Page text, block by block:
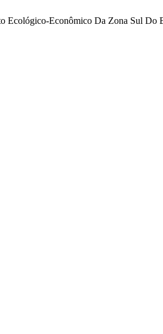
Ecológico-Econômico Da Zona Sul Do